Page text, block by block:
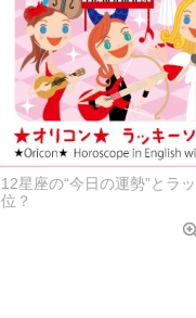
12星座の“今日の運勢”とラ
位？